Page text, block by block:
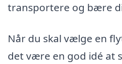
transportere og bære
Når du skal vælge en
det være en god idé at